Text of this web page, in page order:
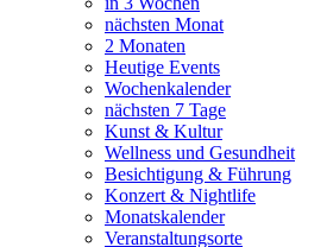
nächsten Monat
2 Monaten
Heutige Events
Wochenkalender
nächsten 7 Tage
Kunst & Kultur
Wellness und Gesundheit
Besichtigung & Führung
Konzert & Nightlife
Monatskalender
Veranstaltungsorte